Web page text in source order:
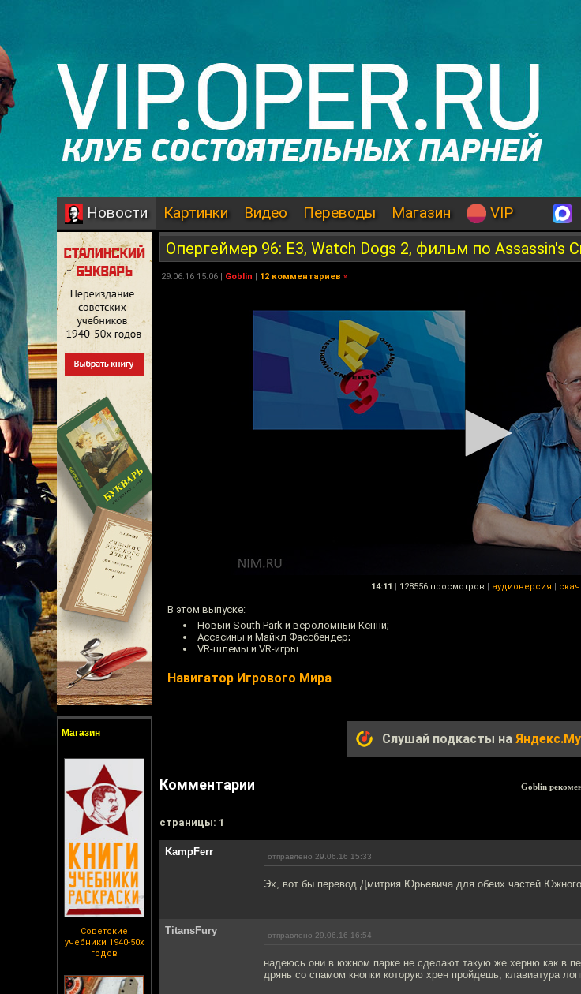
Новости Картинки Видео Переводы Магазин VIP
Магазин
Советские
учебники 1940-50х
годов
Опергеймер 96: Е3, Watch Dogs 2, фильм по Assassin's
29.06.16 15:06 | Goblin | 12 комментариев »
14:11 | 128556 просмотров | аудиоверсия |
В этом выпуске:
Новый South Park и вероломный Кенни;
Асcасины и Майкл Фассбендер;
VR-шлемы и VR-игры.
Навигатор Игрового Мира
Слушай подкасты на
Комментарии Goblin
cтраницы: 1
KampFerr отправлено 29.06.16 15:33
Эх, вот бы перевод Дмитрия Юрьевича для обеих частей
TitansFury отправлено 29.06.16 16:54
надеюсь они в южном парке не сделают такую же херню как в
дрянь со спамом кнопки которую хрен пройдешь, клавиатура